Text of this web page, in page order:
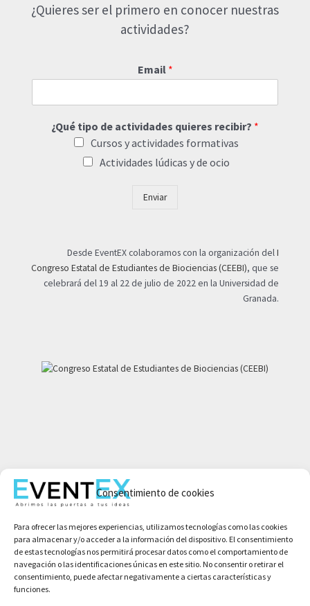
Consentimiento de cookies
Para ofrecer las mejores experiencias, utilizamos tecnologías como las cookies
para almacenar y/o acceder a la información del dispositivo. El consentimiento
de estas tecnologías nos permitirá procesar datos como el comportamiento de
navegación o las identificaciones únicas en este sitio. No consentir o retirar el
consentimiento, puede afectar negativamente a ciertas características y
funciones.
¿Quieres ser el primero en conocer nuestras
actividades?
Email *
¿Qué tipo de actividades quieres recibir? *
Cursos y actividades formativas
Actividades lúdicas y de ocio
Enviar
Desde EventEX colaboramos con la organización delI
Congreso Estatal de Estudiantes de Biociencias (CEEBI), que se
celebrará del 19 al 22 de julio de 2022 en la Universidad de
Granada.
Aviso legal
Condiciones de compra
Política de cookies